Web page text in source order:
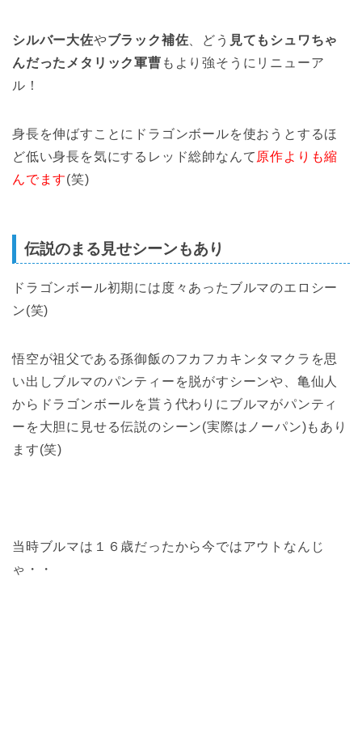
シルバー大佐やブラック補佐 、どう 見てもシュワちゃ
んだったメタリック軍曹 もより強そうにリニューア
ル！
身長を伸ばすことにドラゴンボールを使おうとするほ
ど低い身長を気にするレッド総帥なんて 原作よりも縮
んでます(笑)
伝説のまる見せシーンもあり
ドラゴンボール初期には度々あったブルマのエロシー
ン(笑)
悟空が祖父である孫御飯のフカフカキンタマクラを思
い出しブルマのパンティーを脱がすシーンや、亀仙人
からドラゴンボールを貰う代わりにブルマがパンティ
ーを大胆に見せる伝説のシーン(実際はノーパン)もあり
ます(笑)
当時ブルマは１６歳だったから今ではアウトなんじ
ゃ・・